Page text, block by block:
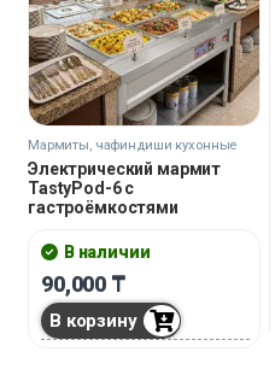
Мармиты, чафиндиши кухонные
Электрический мармит
TastyPod-6 с
гастроёмкостями
В наличии
90,000 ₸
В корзину